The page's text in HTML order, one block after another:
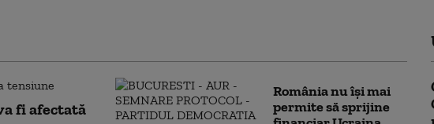
fi afectată
România nu își mai
permite să sprijine